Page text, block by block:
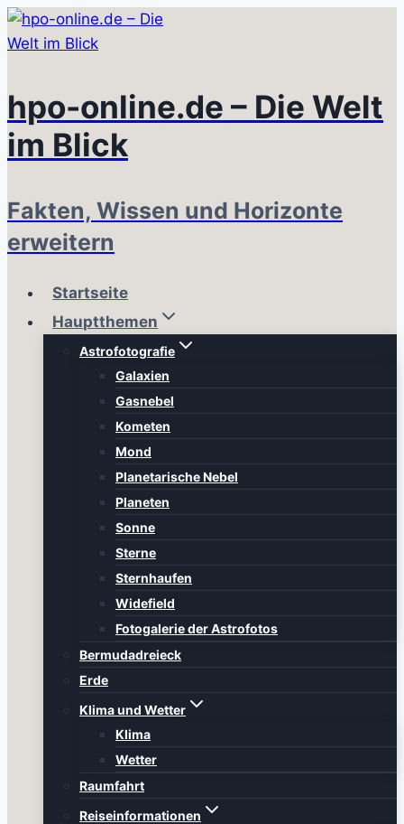
Zum
Inhalt
hpo-online.de – Die Welt
im Blick
Fakten, Wissen und Horizonte
erweitern
Startseite
Hauptthemen
Astrofotografie
Galaxien
Gasnebel
Kometen
Mond
Planetarische Nebel
Planeten
Sonne
Sterne
Sternhaufen
Widefield
Fotogalerie der Astrofotos
Bermudadreieck
Erde
Klima und Wetter
Klima
Wetter
Raumfahrt
Reiseinformationen